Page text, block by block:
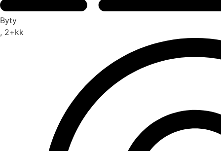
Byty
, 2+kk